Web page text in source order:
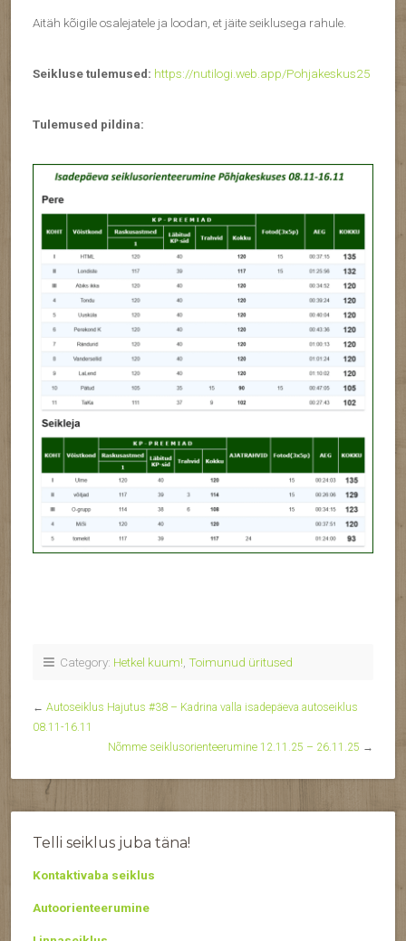
Aitäh kõigile osalejatele ja loodan, et jäite seiklusega rahule.
Seikluse tulemused: https://nutilogi.web.app/Pohjakeskus25
Tulemused pildina:
Category: Hetkel kuum! Toimunud üritused
← Autoseiklus Hajutus #38 – Kadrina valla isadepäeva autoseiklus
08.11-16.11
Nõmme seiklusorienteerumine 12.11.25 – 26.11.25 →
Telli seiklus juba täna!
Kontaktivaba seiklus
Autoorienteerumine